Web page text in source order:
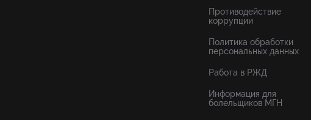
Противодействие
коррупции
Политика обработки
персональных данных
Работа в РЖД
Информация для
болельщиков МГН